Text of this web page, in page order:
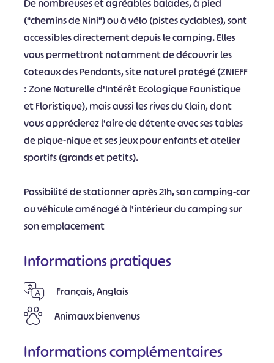
De nombreuses et agréables balades, à pied
("chemins de Nini") ou à vélo (pistes cyclables), sont
accessibles directement depuis le camping. Elles
vous permettront notamment de découvrir les
Coteaux des Pendants, site naturel protégé (ZNIEFF
: Zone Naturelle d'Intérêt Ecologique Faunistique
et Floristique), mais aussi les rives du Clain, dont
vous apprécierez l'aire de détente avec ses tables
de pique-nique et ses jeux pour enfants et atelier
sportifs (grands et petits).
Possibilité de stationner après 21h, son camping-car
ou véhicule aménagé à l'intérieur du camping sur
son emplacement
Informations pratiques
Français, Anglais
Animaux bienvenus
Informations complémentaires